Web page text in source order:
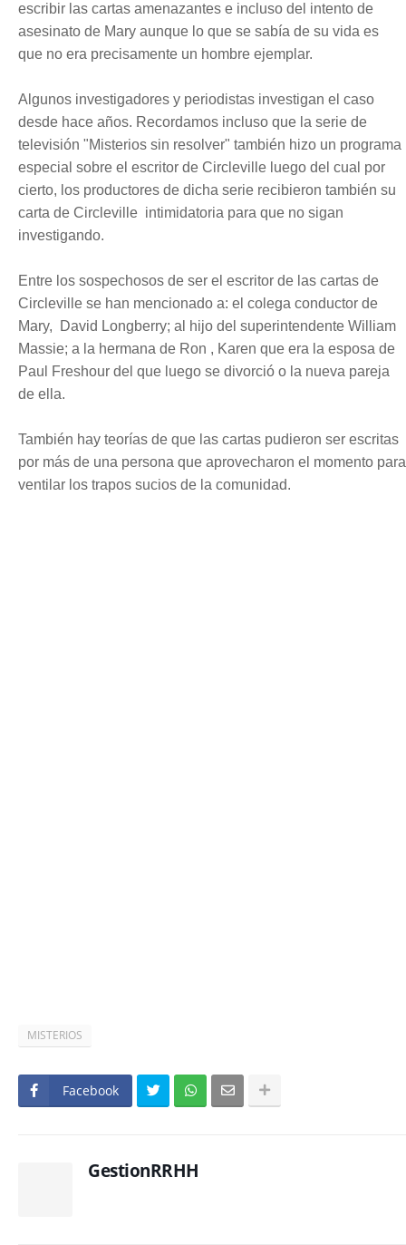
escribir las cartas amenazantes e incluso del intento de
asesinato de Mary aunque lo que se sabía de su vida es
que no era precisamente un hombre ejemplar.
Algunos investigadores y periodistas investigan el caso
desde hace años. Recordamos incluso que la serie de
televisión "Misterios sin resolver" también hizo un programa
especial sobre el escritor de Circleville luego del cual por
cierto, los productores de dicha serie recibieron también su
carta de Circleville intimidatoria para que no sigan
investigando.
Entre los sospechosos de ser el escritor de las cartas de
Circleville se han mencionado a: el colega conductor de
Mary, David Longberry; al hijo del superintendente William
Massie; a la hermana de Ron , Karen que era la esposa de
Paul Freshour del que luego se divorció o la nueva pareja
de ella.
También hay teorías de que las cartas pudieron ser escritas
por más de una persona que aprovecharon el momento para
ventilar los trapos sucios de la comunidad.
MISTERIOS
Facebook
GestionRRHH